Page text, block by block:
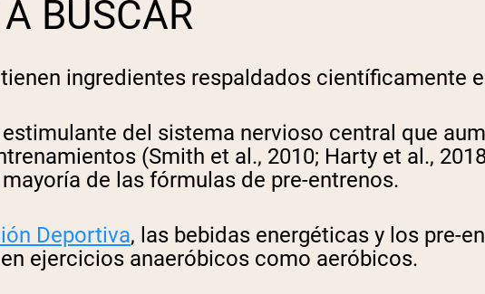
BUSCAR
ingredientes respaldados científicamente
del sistema nervioso central que
(Smith et al., 2010; Harty et al.,
de las fórmulas de pre-entrenos.
Deportiva, las bebidas energéticas y los pre-
ejercicios anaeróbicos como aeróbicos.